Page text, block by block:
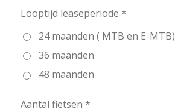
Looptijd leaseperiode *
24 maanden ( MTB en E-MTB)
36 maanden
48 maanden
Aantal fietsen *